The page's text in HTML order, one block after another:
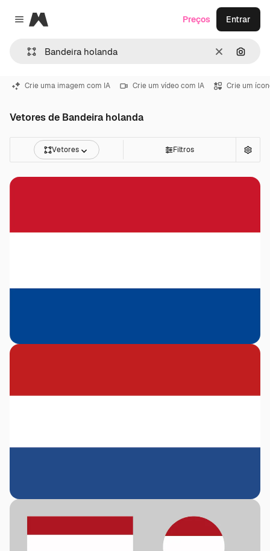
Close menu
Magnific
Limpar
Preços Entrar
Crie uma imagem com IA Crie um vídeo com IA Crie um
Vetores de Bandeira holanda
Vetores Filtros